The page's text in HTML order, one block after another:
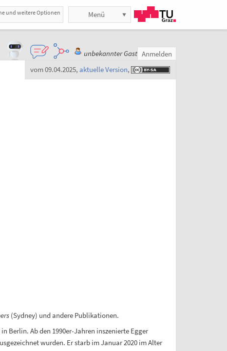
und weitere Optionen Menü
unbekannter Gast Anmelden
vom 09.04.2025, aktuelle Version,
(Sydney) und andere Publikationen.
Berlin. Ab den 1990er-Jahren inszenierte Egger
wurden. Er starb im Januar 2020 im Alter